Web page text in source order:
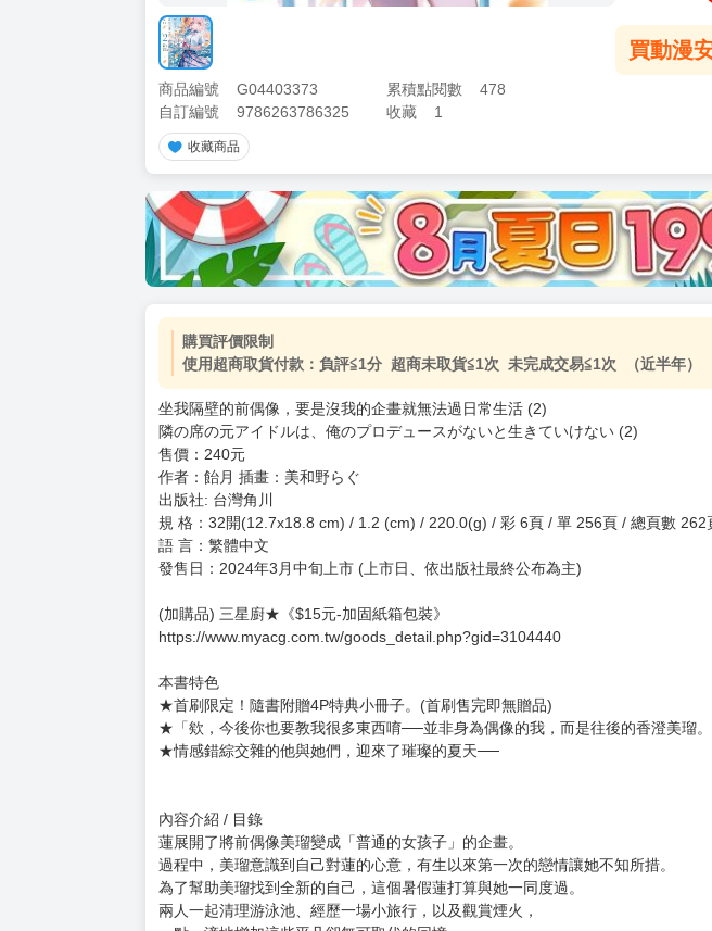
商品編號 G04403373 累積點閱數
478
自訂編號
9786263786325 收藏 1
收藏商品
買動漫
購買評價限制
使用超商取貨付款：負評≦1分 超商未取貨≦1次 未完成交易≦1次 （近半年）
坐我隔壁的前偶像，要是沒我的企畫就無法過日常生活 (2)
隣の席の元アイドルは、俺のプロデュースがないと生きていけない (2)
售價：240元
作者：飴月 插畫：美和野らぐ
出版社: 台灣角川
規 格：32開(12.7x18.8 cm) / 1.2 (cm) / 220.0(g) / 彩 6頁 / 單 256頁 / 總頁數 262
語 言：繁體中文
發售日：2024年3月中旬上市 (上市日、依出版社最終公布為主)
(加購品) 三星廚★《$15元-加固紙箱包裝》
https://www.myacg.com.tw/goods_detail.php?gid=3104440
本書特色
★首刷限定！隨書附贈4P特典小冊子。(首刷售完即無贈品)
★「欸，今後你也要教我很多東西唷──並非身為偶像的我，而是往後的香澄美瑠。
★情感錯綜交雜的他與她們，迎來了璀璨的夏天──
內容介紹 / 目錄
蓮展開了將前偶像美瑠變成「普通的女孩子」的企畫。
過程中，美瑠意識到自己對蓮的心意，有生以來第一次的戀情讓她不知所措。
為了幫助美瑠找到全新的自己，這個暑假蓮打算與她一同度過。
兩人一起清理游泳池、經歷一場小旅行，以及觀賞煙火，